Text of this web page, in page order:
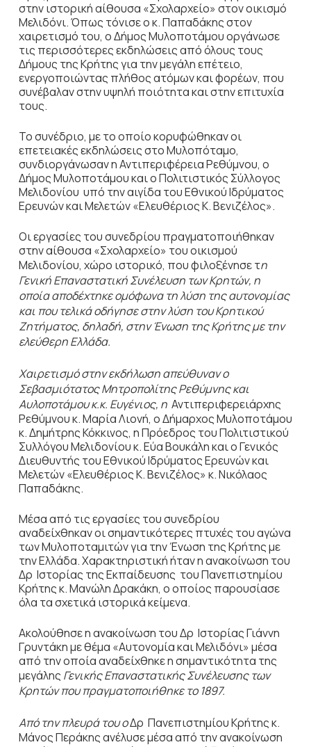
στην ιστορική αίθουσα «Σχολαρχείο» στον οικισμό
Μελιδόνι. Όπως τόνισε ο κ. Παπαδάκης στον
χαιρετισμό του, ο Δήμος Μυλοποτάμου οργάνωσε
τις περισσότερες εκδηλώσεις από όλους τους
Δήμους της Κρήτης για την μεγάλη επέτειο,
ενεργοποιώντας πλήθος ατόμων και φορέων, που
συνέβαλαν στην υψηλή ποιότητα και στην επιτυχία
τους.
Το συνέδριο, με το οποίο κορυφώθηκαν οι
επετειακές εκδηλώσεις στο Μυλοπόταμο,
συνδιοργάνωσαν η Αντιπεριφέρεια Ρεθύμνου, ο
Δήμος Μυλοποτάμου και ο Πολιτιστικός Σύλλογος
Μελιδονίου υπό την αιγίδα του Εθνικού Ιδρύματος
Ερευνών και Μελετών «Ελευθέριος Κ. Βενιζέλος».
Οι εργασίες του συνεδρίου πραγματοποιήθηκαν
στην αίθουσα «Σχολαρχείο» του οικισμού
Μελιδονίου, χώρο ιστορικό, που φιλοξένησε τη
Γενική Επαναστατική Συνέλευση των Κρητών, η
οποία αποδέχτηκε ομόφωνα τη λύση της αυτονομίας
και που τελικά οδήγησε στην λύση του Κρητικού
Ζητήματος, δηλαδή, στην Ένωση της Κρήτης με την
ελεύθερη Ελλάδα.
Χαιρετισμό στην εκδήλωση απεύθυναν ο
Σεβασμιότατος Μητροπολίτης Ρεθύμνης και
Αυλοποτάμου κ.κ. Ευγένιος, η Αντιπεριφερειάρχης
Ρεθύμνου κ. Μαρία Λιονή, ο Δήμαρχος Μυλοποτάμου
κ. Δημήτρης Κόκκινος, η Πρόεδρος του Πολιτιστικού
Συλλόγου Μελιδονίου κ. Εύα Βουκάλη και ο Γενικός
Διευθυντής του Εθνικού Ιδρύματος Ερευνών και
Μελετών «Ελευθέριος Κ. Βενιζέλος» κ. Νικόλαος
Παπαδάκης.
Μέσα από τις εργασίες του συνεδρίου
αναδείχθηκαν οι σημαντικότερες πτυχές του αγώνα
των Μυλοποταμιτών για την Ένωση της Κρήτης με
την Ελλάδα. Χαρακτηριστική ήταν η ανακοίνωση του
Δρ Ιστορίας της Εκπαίδευσης του Πανεπιστημίου
Κρήτης κ. Μανώλη Δρακάκη, ο οποίος παρουσίασε
όλα τα σχετικά ιστορικά κείμενα.
Ακολούθησε η ανακοίνωση του Δρ Ιστορίας Γιάννη
Γρυντάκη με θέμα «Αυτονομία και Μελιδόνι» μέσα
από την οποία αναδείχθηκε η σημαντικότητα της
μεγάλης Γενικής Επαναστατικής Συνέλευσης των
Κρητών που πραγματοποιήθηκε το 1897.
Από την πλευρά του οΔρ Πανεπιστημίου Κρήτης κ.
Μάνος Περάκης ανέλυσε μέσα από την ανακοίνωση